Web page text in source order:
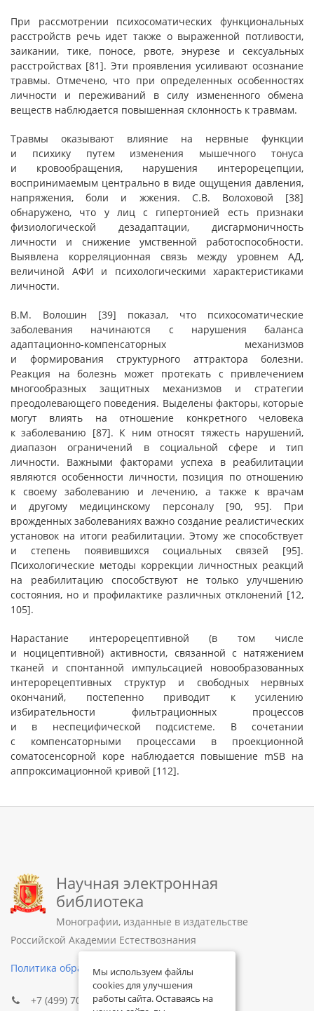
При рассмотрении психосоматических функциональных
расстройств речь идет также о выраженной потливости,
заикании, тике, поносе, рвоте, энурезе и сексуальных
расстройствах [81]. Эти проявления усиливают осознание
травмы. Отмечено, что при определенных особенностях
личности и переживаний в силу измененного обмена
веществ наблюдается повышенная склонность к травмам.
Травмы оказывают влияние на нервные функции
и психику путем изменения мышечного тонуса
и кровообращения, нарушения интерорецепции,
воспринимаемым центрально в виде ощущения давления,
напряжения, боли и жжения. С.В. Волоховой [38]
обнаружено, что у лиц с гипертонией есть признаки
физиологической дезадаптации, дисгармоничность
личности и снижение умственной работоспособности.
Выявлена корреляционная связь между уровнем АД,
величиной АФИ и психологическими характеристиками
личности.
В.М. Волошин [39] показал, что психосоматические
заболевания начинаются с нарушения баланса
адаптационно-компенсаторных механизмов
и формирования структурного аттрактора болезни.
Реакция на болезнь может протекать с привлечением
многообразных защитных механизмов и стратегии
преодолевающего поведения. Выделены факторы, которые
могут влиять на отношение конкретного человека
к заболеванию [87]. К ним относят тяжесть нарушений,
диапазон ограничений в социальной сфере и тип
личности. Важными факторами успеха в реабилитации
являются особенности личности, позиция по отношению
к своему заболеванию и лечению, а также к врачам
и другому медицинскому персоналу [90, 95]. При
врожденных заболеваниях важно создание реалистических
установок на итоги реабилитации. Этому же способствует
и степень появившихся социальных связей [95].
Психологические методы коррекции личностных реакций
на реабилитацию способствуют не только улучшению
состояния, но и профилактике различных отклонений [12,
105].
Нарастание интерорецептивной (в том числе
и ноцицептивной) активности, связанной с натяжением
тканей и спонтанной импульсацией новообразованных
интерорецептивных структур и свободных нервных
окончаний, постепенно приводит к усилению
избирательности фильтрационных процессов
и в неспецифической подсистеме. В сочетании
с компенсаторными процессами в проекционной
соматосенсорной коре наблюдается повышение mSB на
аппроксимационной кривой [112].
Научная электронная
библиотека
Монографии, изданные в издательстве
Российской Академии Естествознания
Политика обработки персональных данных
+7 (499) 705-72-30
Мы используем файлы
cookies для улучшения
работы сайта. Оставаясь на